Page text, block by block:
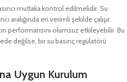
mutlaka kontrol edilmelidir. Su
aralığında en verimli şekilde çalışır.
performansını olumsuz etkileyebilir. Bu
değilse, bir su basınç regülatörü
Uygun Kurulum